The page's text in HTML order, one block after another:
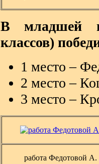
В младшей
классов)
1 место –
2 место –
3 место –
работа Федотовой А.